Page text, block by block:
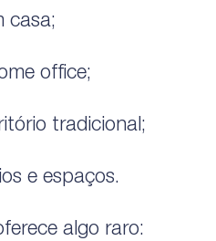
casa;
office;
tradicional;
e espaços.
algo raro: